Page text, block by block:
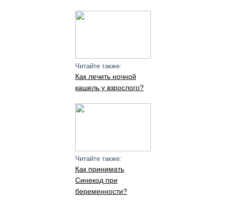
Читайте также:
Как лечить ночной
кашель у взрослого?
Читайте также:
Как принимать
Синекод при
беременности?